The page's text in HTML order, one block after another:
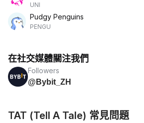
UNI
Pudgy Penguins
PENGU
在社交媒體關注我們
Followers
@Bybit_ZH
TAT (Tell A Tale) 常見問題